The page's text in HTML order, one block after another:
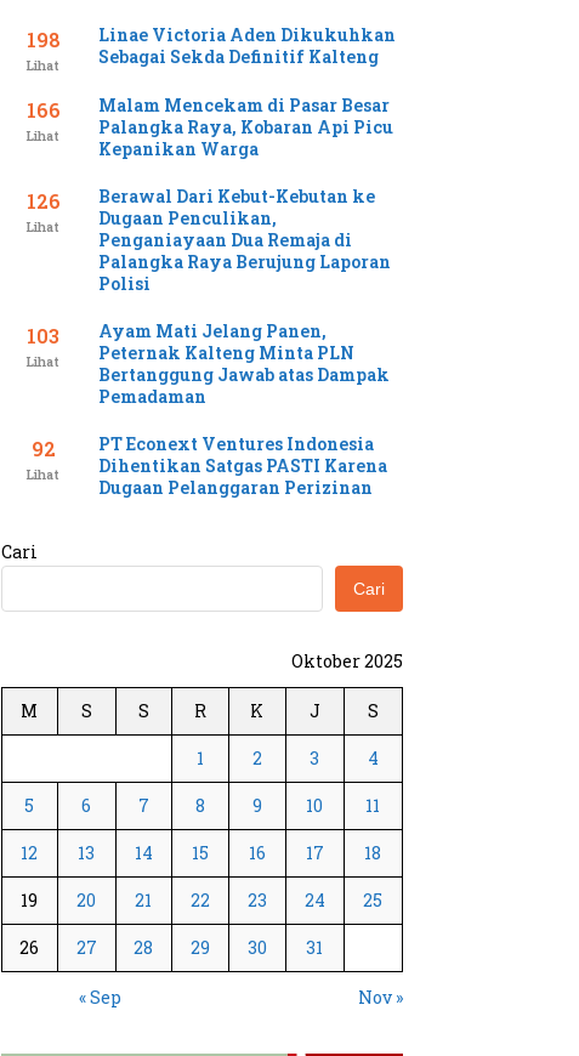
198
Lihat
Linae Victoria Aden Dikukuhkan
Sebagai Sekda Definitif Kalteng
166
Lihat
Malam Mencekam di Pasar Besar
Palangka Raya, Kobaran Api Picu
Kepanikan Warga
126
Lihat
Berawal Dari Kebut-Kebutan ke
Dugaan Penculikan,
Penganiayaan Dua Remaja di
Palangka Raya Berujung Laporan
Polisi
103
Lihat
Ayam Mati Jelang Panen,
Peternak Kalteng Minta PLN
Bertanggung Jawab atas Dampak
Pemadaman
92
Lihat
PT Econext Ventures Indonesia
Dihentikan Satgas PASTI Karena
Dugaan Pelanggaran Perizinan
Cari
Cari
Oktober 2025
M S S R K J S
1 2 3 4
5 6 7 8 9 10 11
12 13 14 15 16 17 18
19 20 21 22 23 24 25
26 27 28 29 30 31
« Sep Nov »